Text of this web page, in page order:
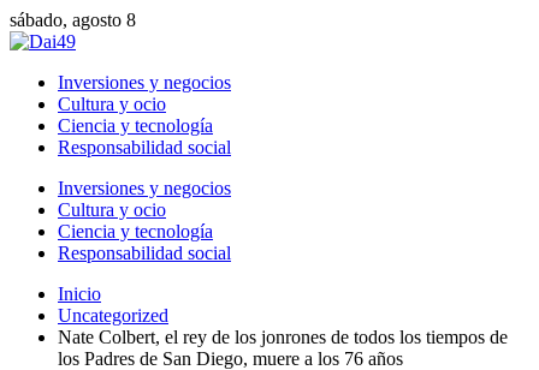
sábado, agosto 8
Inversiones y negocios
Cultura y ocio
Ciencia y tecnología
Responsabilidad social
Inversiones y negocios
Cultura y ocio
Ciencia y tecnología
Responsabilidad social
Inicio
Uncategorized
Nate Colbert, el rey de los jonrones de todos los tiempos de
los Padres de San Diego, muere a los 76 años